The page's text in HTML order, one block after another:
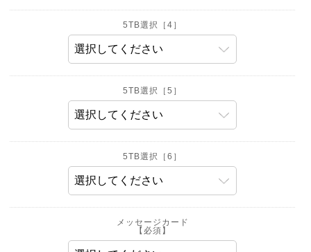
5TB選択［4］
5TB選択［5］
5TB選択［6］
メッセージカード
【必須】